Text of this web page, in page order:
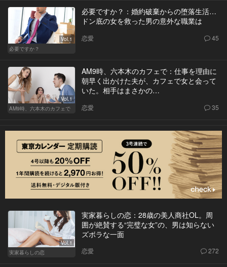
Vol.1
必要ですか？
必要ですか？：婚約破棄からの堕落生活…
ドン底の女を救った男の意外な職業は
恋愛 45
Vol.1
AM9時、六本木のカフェで
AM9時、六本木のカフェで：仕事を理由に
朝早く出かけた夫が、カフェで女と会って
いた。相手はまさかの…
恋愛 35
Vol.1
実家暮らしの恋
実家暮らしの恋：28歳の美人商社OL。周
囲が絶賛する“完璧な女”の、男は知らない
ズボラな一面
恋愛 272